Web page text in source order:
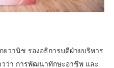
วานิช รองอธิการบดีฝ่ายบริหาร
ว่า การพัฒนาทักษะอาชีพ และ